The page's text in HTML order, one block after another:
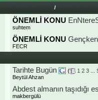
/
ÖNEMLİ KONU
suhtem
ÖNEMLİ KONU
FECR
Tarihte Bugün ( 1 2 3
Beytül Ahzan
Abdest almanın taşıdığı
makbergülü